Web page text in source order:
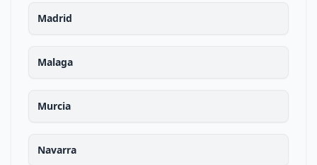
Madrid
Malaga
Murcia
Navarra